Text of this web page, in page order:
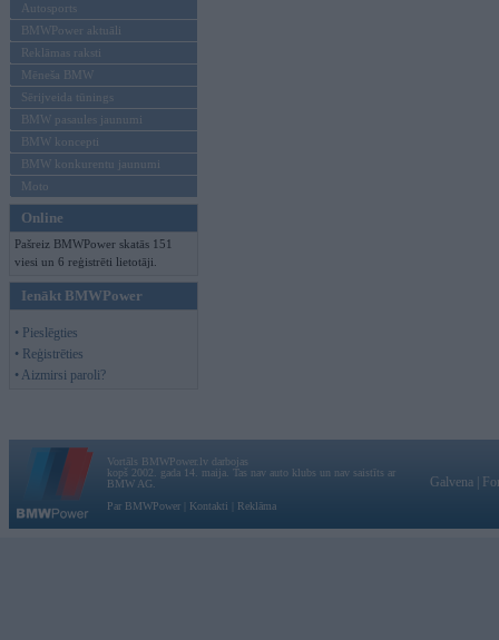
Autosports
BMWPower aktuāli
Reklāmas raksti
Mēneša BMW
Sērijveida tūnings
BMW pasaules jaunumi
BMW koncepti
BMW konkurentu jaunumi
Moto
Online
Pašreiz BMWPower skatās 151
viesi un 6 reģistrēti lietotāji.
Ienākt BMWPower
• Pieslēgties
• Reģistrēties
• Aizmirsi paroli?
Vortāls BMWPower.lv darbojas
kopš 2002. gada 14. maija. Tas nav auto klubs un nav saistīts ar
BMW AG.
Par BMWPower
Kontakti Reklāma
Galvena